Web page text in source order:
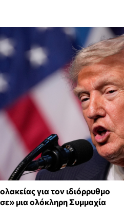
για τον ιδιόρρυθμο
μια ολόκληρη Συμμαχία